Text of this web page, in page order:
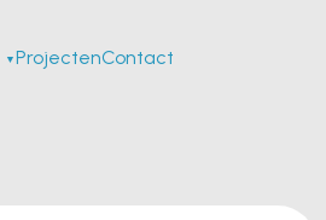
▼ProjectenContact